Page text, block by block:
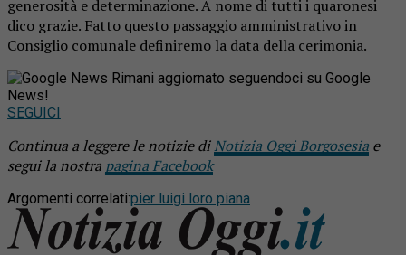
generosità e determinazione. A nome di tutti i quaronesi
dico grazie. Fatto questo passaggio amministrativo in
Consiglio comunale definiremo la data della cerimonia.
Rimani aggiornato seguendoci su Google
News!
SEGUICI
Continua a leggere le notizie diNotizia Oggi Borgosesia e
segui la nostra pagina Facebook
Argomenti correlati:pier luigi loro piana